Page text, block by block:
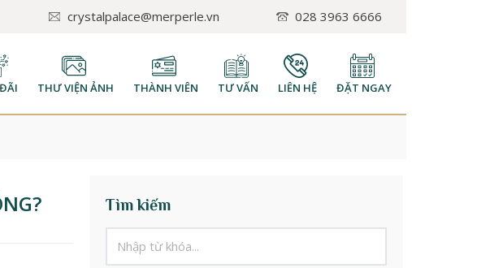
crystalpalace@merperle.vn 028 3963 6666
THƯ VIỆN ẢNH THÀNH VIÊN TƯ VẤN LIÊN HỆ ĐẶT NGAY
Tìm kiếm